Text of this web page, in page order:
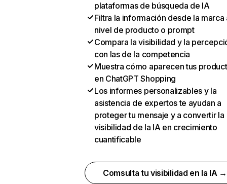
plataformas de búsqueda de IA
Filtra la información desde la marca
nivel de producto o prompt
Compara la visibilidad y la
con las de la competencia
Muestra cómo aparecen tus
en ChatGPT Shopping
Los informes personalizables y la
asistencia de expertos te ayudan a
proteger tu mensaje y a convertir la
visibilidad de la IA en crecimiento
cuantificable
Comsulta tu visibilidad en la IA →